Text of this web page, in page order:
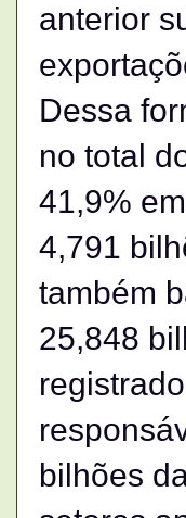
anterior
Dessa
no total
41,9%
4,791
também
25,848
bilhões